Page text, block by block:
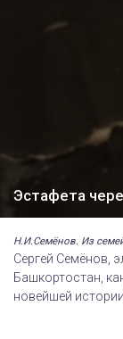
Эстафета
Н.И.Семёнов. Из
Сергей Семёнов,
Башкортостан,
новейшей